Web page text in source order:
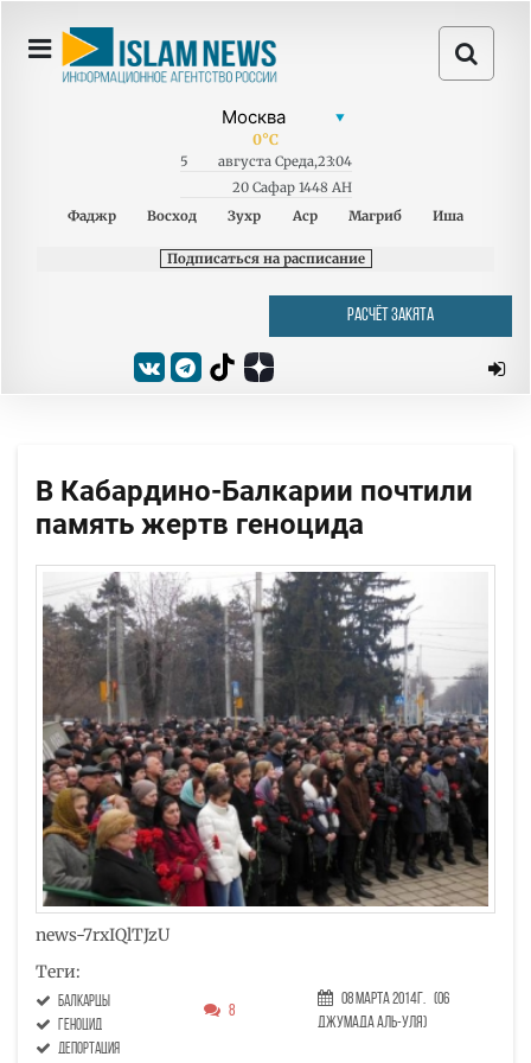
0°C
5 августа Среда,23:04
20 Сафар 1448 AH
Фаджр
Восход Зухр Аср Магриб Иша
Подписаться на расписание
РАСЧЁТ ЗАКЯТА
В Кабардино-Балкарии почтили
память жертв геноцида
news-7rxIQlTJzU
Теги:
балкарцы
геноцид
депортация
8
08 Марта 2014г. (06
Джумада аль-уля)